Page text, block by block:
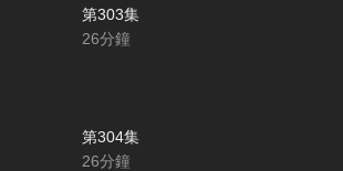
第303集
26分鐘
第304集
26分鐘